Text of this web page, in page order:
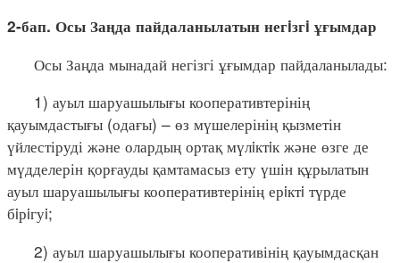
2-бап. Осы Заңда пайдаланылатын негiзгi ұғымдар
Осы Заңда мынадай негізгі ұғымдар пайдаланылады:
1) ауыл шаруашылығы кооперативтерінің
қауымдастығы (одағы) – өз мүшелерінің қызметін
үйлестіруді және олардың ортақ мүлiктiк және өзге де
мүдделерін қорғауды қамтамасыз ету үшін құрылатын
ауыл шаруашылығы кооперативтерінің ерiктi түрде
бiрiгуi;
2) ауыл шаруашылығы кооперативінің қауымдасқан